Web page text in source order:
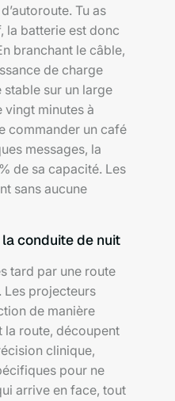
Tu as
la batterie est donc
branchant le câble,
de charge
sur un large
vingt minutes à
commander un café
messages, la
de sa capacité. Les
sans aucune
conduite de nuit
tard par une route
Les projecteurs
de manière
la route, découpent
clinique,
pour ne
arrive en face, tout